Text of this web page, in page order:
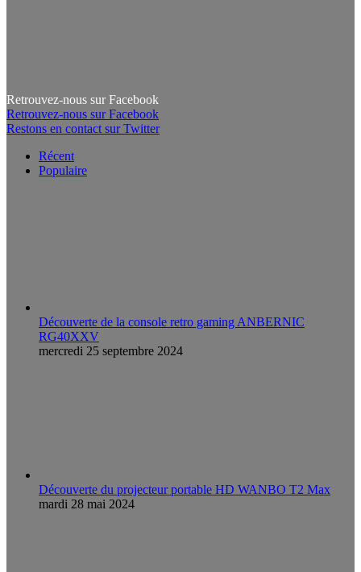
Retrouvez-nous sur Facebook
Retrouvez-nous sur Facebook
Restons en contact sur Twitter
Récent
Populaire
Découverte de la console retro gaming ANBERNIC
RG40XXV
mercredi 25 septembre 2024
Découverte du projecteur portable HD WANBO T2 Max
mardi 28 mai 2024